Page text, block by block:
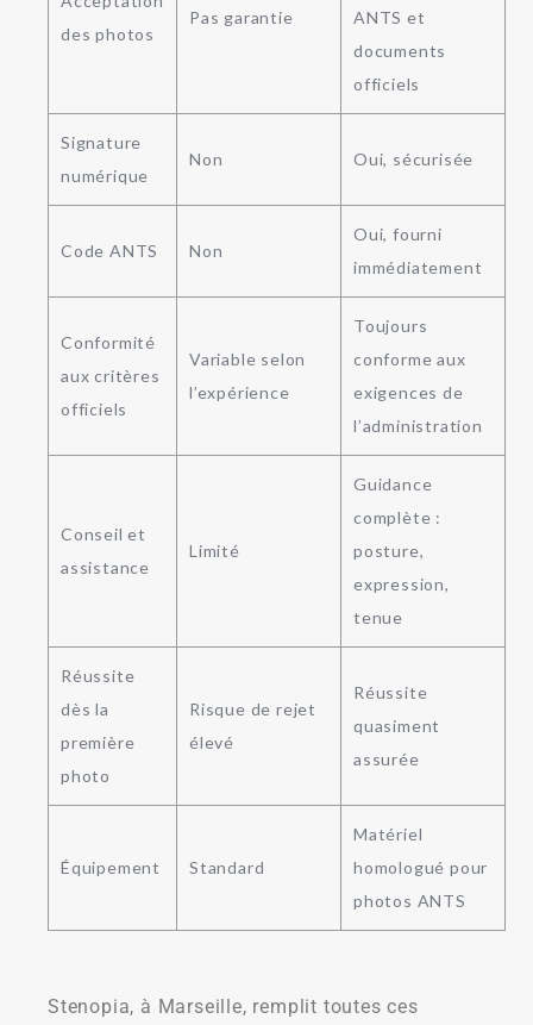
des photos
Pas garantie
ANTS et
documents
officiels
Signature
numérique
Non Oui, sécurisée
Code ANTS Non
Oui, fourni
immédiatement
Conformité
aux critères
officiels
Variable selon
l’expérience
Toujours
conforme aux
exigences de
l’administration
Conseil et
assistance
Limité
Guidance
complète :
posture,
expression,
tenue
Réussite
dès la
première
photo
Risque de rejet
élevé
Réussite
quasiment
assurée
Équipement Standard
Matériel
homologué pour
photos ANTS
Stenopia, à Marseille, remplit toutes ces